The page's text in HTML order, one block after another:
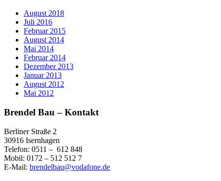
August 2018
Juli 2016
Februar 2015
August 2014
Mai 2014
Februar 2014
Dezember 2013
Januar 2013
August 2012
Mai 2012
Brendel Bau – Kontakt
Berliner Straße 2
30916 Isernhagen
Telefon: 0511 – 612 848
Mobil: 0172 – 512 512 7
E-Mail: brendelbau@vodafone.de